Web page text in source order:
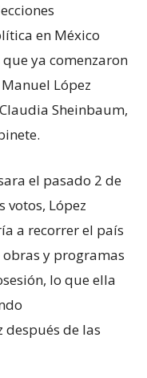
en México
ya comenzaron
López
Sheinbaum,
el pasado 2 de
votos, López
a recorrer el país
y programas
lo que ella
de las